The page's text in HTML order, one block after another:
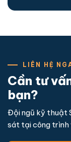
LIÊN HỆ
Cần tư
bạn?
Đội ngũ kỹ thuật
sát tại công trình